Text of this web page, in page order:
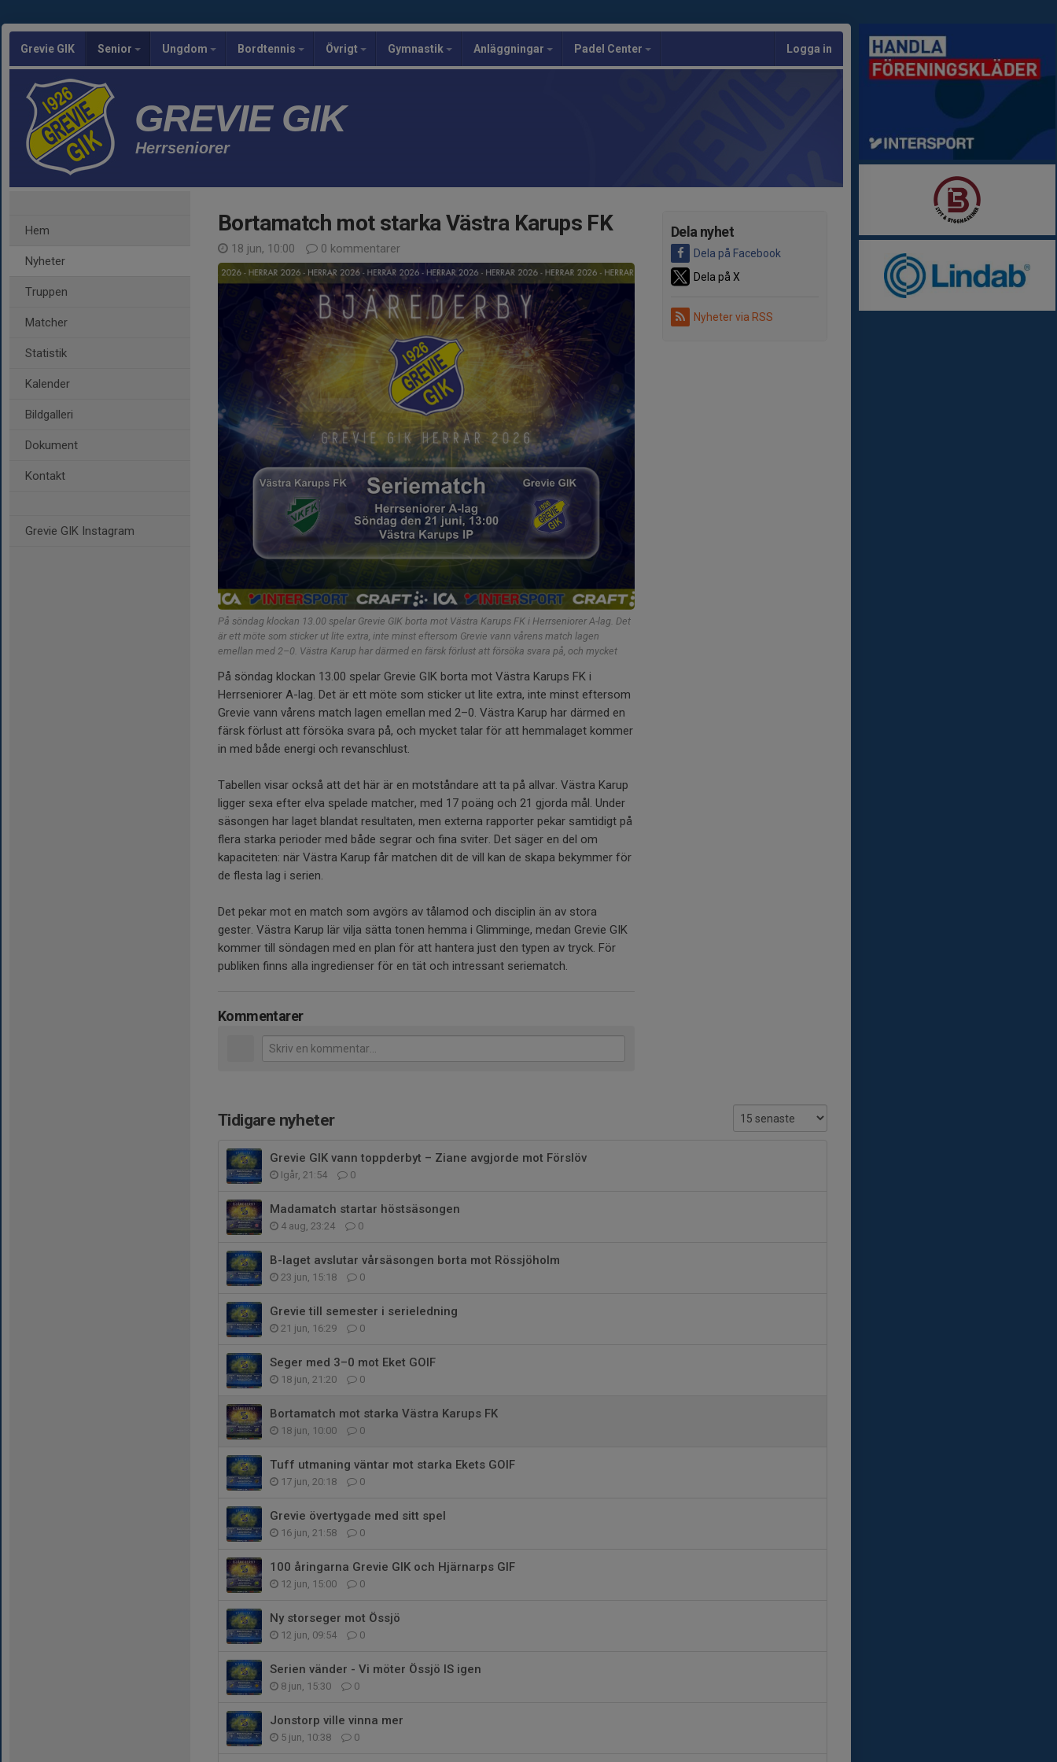
Grevie GIK Senior Ungdom Bordtennis Övrigt Gymnastik Anläggningar Padel Center Logga in
GREVIE GIK
Herrseniorer
Hem
Nyheter
Truppen
Matcher
Statistik
Kalender
Bildgalleri
Dokument
Kontakt
Grevie GIK Instagram
Dela nyhet
Dela på Facebook
Dela på X
Nyheter via RSS
Bortamatch mot starka Västra Karups FK
18 jun, 10:00 0 kommentarer
På söndag klockan 13.00 spelar Grevie GIK borta mot Västra Karups FK i Herrseniorer A-lag. Det
är ett möte som sticker ut lite extra, inte minst eftersom Grevie vann vårens match lagen
emellan med 2–0. Västra Karup har därmed en färsk förlust att försöka svara på, och mycket
På söndag klockan 13.00 spelar Grevie GIK borta mot Västra Karups FK i
Herrseniorer A-lag. Det är ett möte som sticker ut lite extra, inte minst eftersom
Grevie vann vårens match lagen emellan med 2–0. Västra Karup har därmed en
färsk förlust att försöka svara på, och mycket talar för att hemmalaget kommer
in med både energi och revanschlust.
Tabellen visar också att det här är en motståndare att ta på allvar. Västra Karup
ligger sexa efter elva spelade matcher, med 17 poäng och 21 gjorda mål. Under
säsongen har laget blandat resultaten, men externa rapporter pekar samtidigt på
flera starka perioder med både segrar och fina sviter. Det säger en del om
kapaciteten: när Västra Karup får matchen dit de vill kan de skapa bekymmer för
de flesta lag i serien.
Det pekar mot en match som avgörs av tålamod och disciplin än av stora
gester. Västra Karup lär vilja sätta tonen hemma i Glimminge, medan Grevie GIK
kommer till söndagen med en plan för att hantera just den typen av tryck. För
publiken finns alla ingredienser för en tät och intressant seriematch.
Kommentarer
Tidigare nyheter
Grevie GIK vann toppderbyt – Ziane avgjorde mot Förslöv
Igår, 21:54 0
Madamatch startar höstsäsongen
4 aug, 23:24 0
B-laget avslutar vårsäsongen borta mot Rössjöholm
23 jun, 15:18 0
Grevie till semester i serieledning
21 jun, 16:29 0
Seger med 3–0 mot Eket GOIF
18 jun, 21:20 0
Bortamatch mot starka Västra Karups FK
18 jun, 10:00 0
Tuff utmaning väntar mot starka Ekets GOIF
17 jun, 20:18 0
Grevie övertygade med sitt spel
16 jun, 21:58 0
100 åringarna Grevie GIK och Hjärnarps GIF
12 jun, 15:00 0
Ny storseger mot Össjö
12 jun, 09:54 0
Serien vänder - Vi möter Össjö IS igen
8 jun, 15:30 0
Jonstorp ville vinna mer
5 jun, 10:38 0